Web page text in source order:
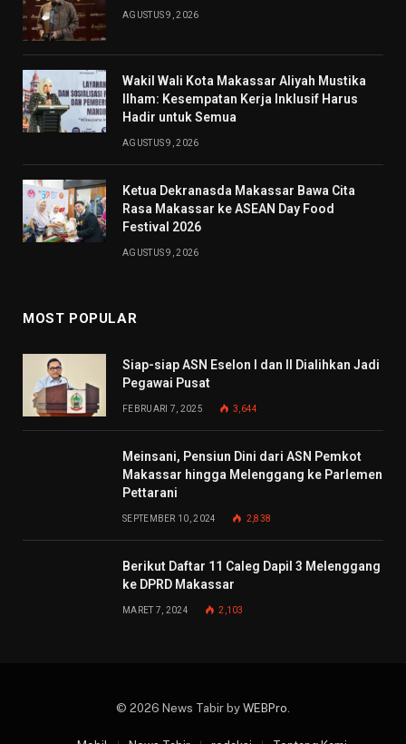
AGUSTUS 9, 2026
Wakil Wali Kota Makassar Aliyah Mustika
Ilham: Kesempatan Kerja Inklusif Harus
Hadir untuk Semua
AGUSTUS 9, 2026
Ketua Dekranasda Makassar Bawa Cita
Rasa Makassar ke ASEAN Day Food
Festival 2026
AGUSTUS 9, 2026
MOST POPULAR
Siap-siap ASN Eselon I dan II Dialihkan Jadi
Pegawai Pusat
FEBRUARI 7, 2025 3,644
Meinsani, Pensiun Dini dari ASN Pemkot
Makassar hingga Melenggang ke Parlemen
Pettarani
SEPTEMBER 10, 2024 2,838
Berikut Daftar 11 Caleg Dapil 3 Melenggang
ke DPRD Makassar
MARET 7, 2024 2,103
© 2026 News Tabir by WEBPro.